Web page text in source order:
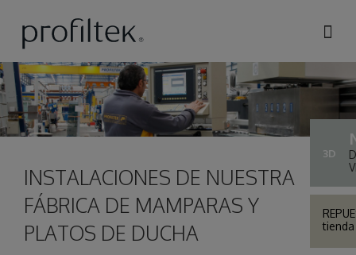
contenido
principal
3D
instalaciones-de-profiltek.jpg
INSTALACIONES DE NUESTRA
FÁBRICA DE MAMPARAS Y
PLATOS DE DUCHA